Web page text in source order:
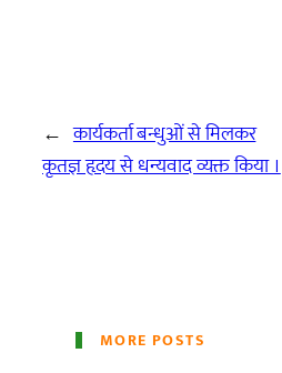
← कार्यकर्ता बन्धुओं से मिलकर
कृतज्ञ हृदय से धन्यवाद व्यक्त किया ।
MORE POSTS